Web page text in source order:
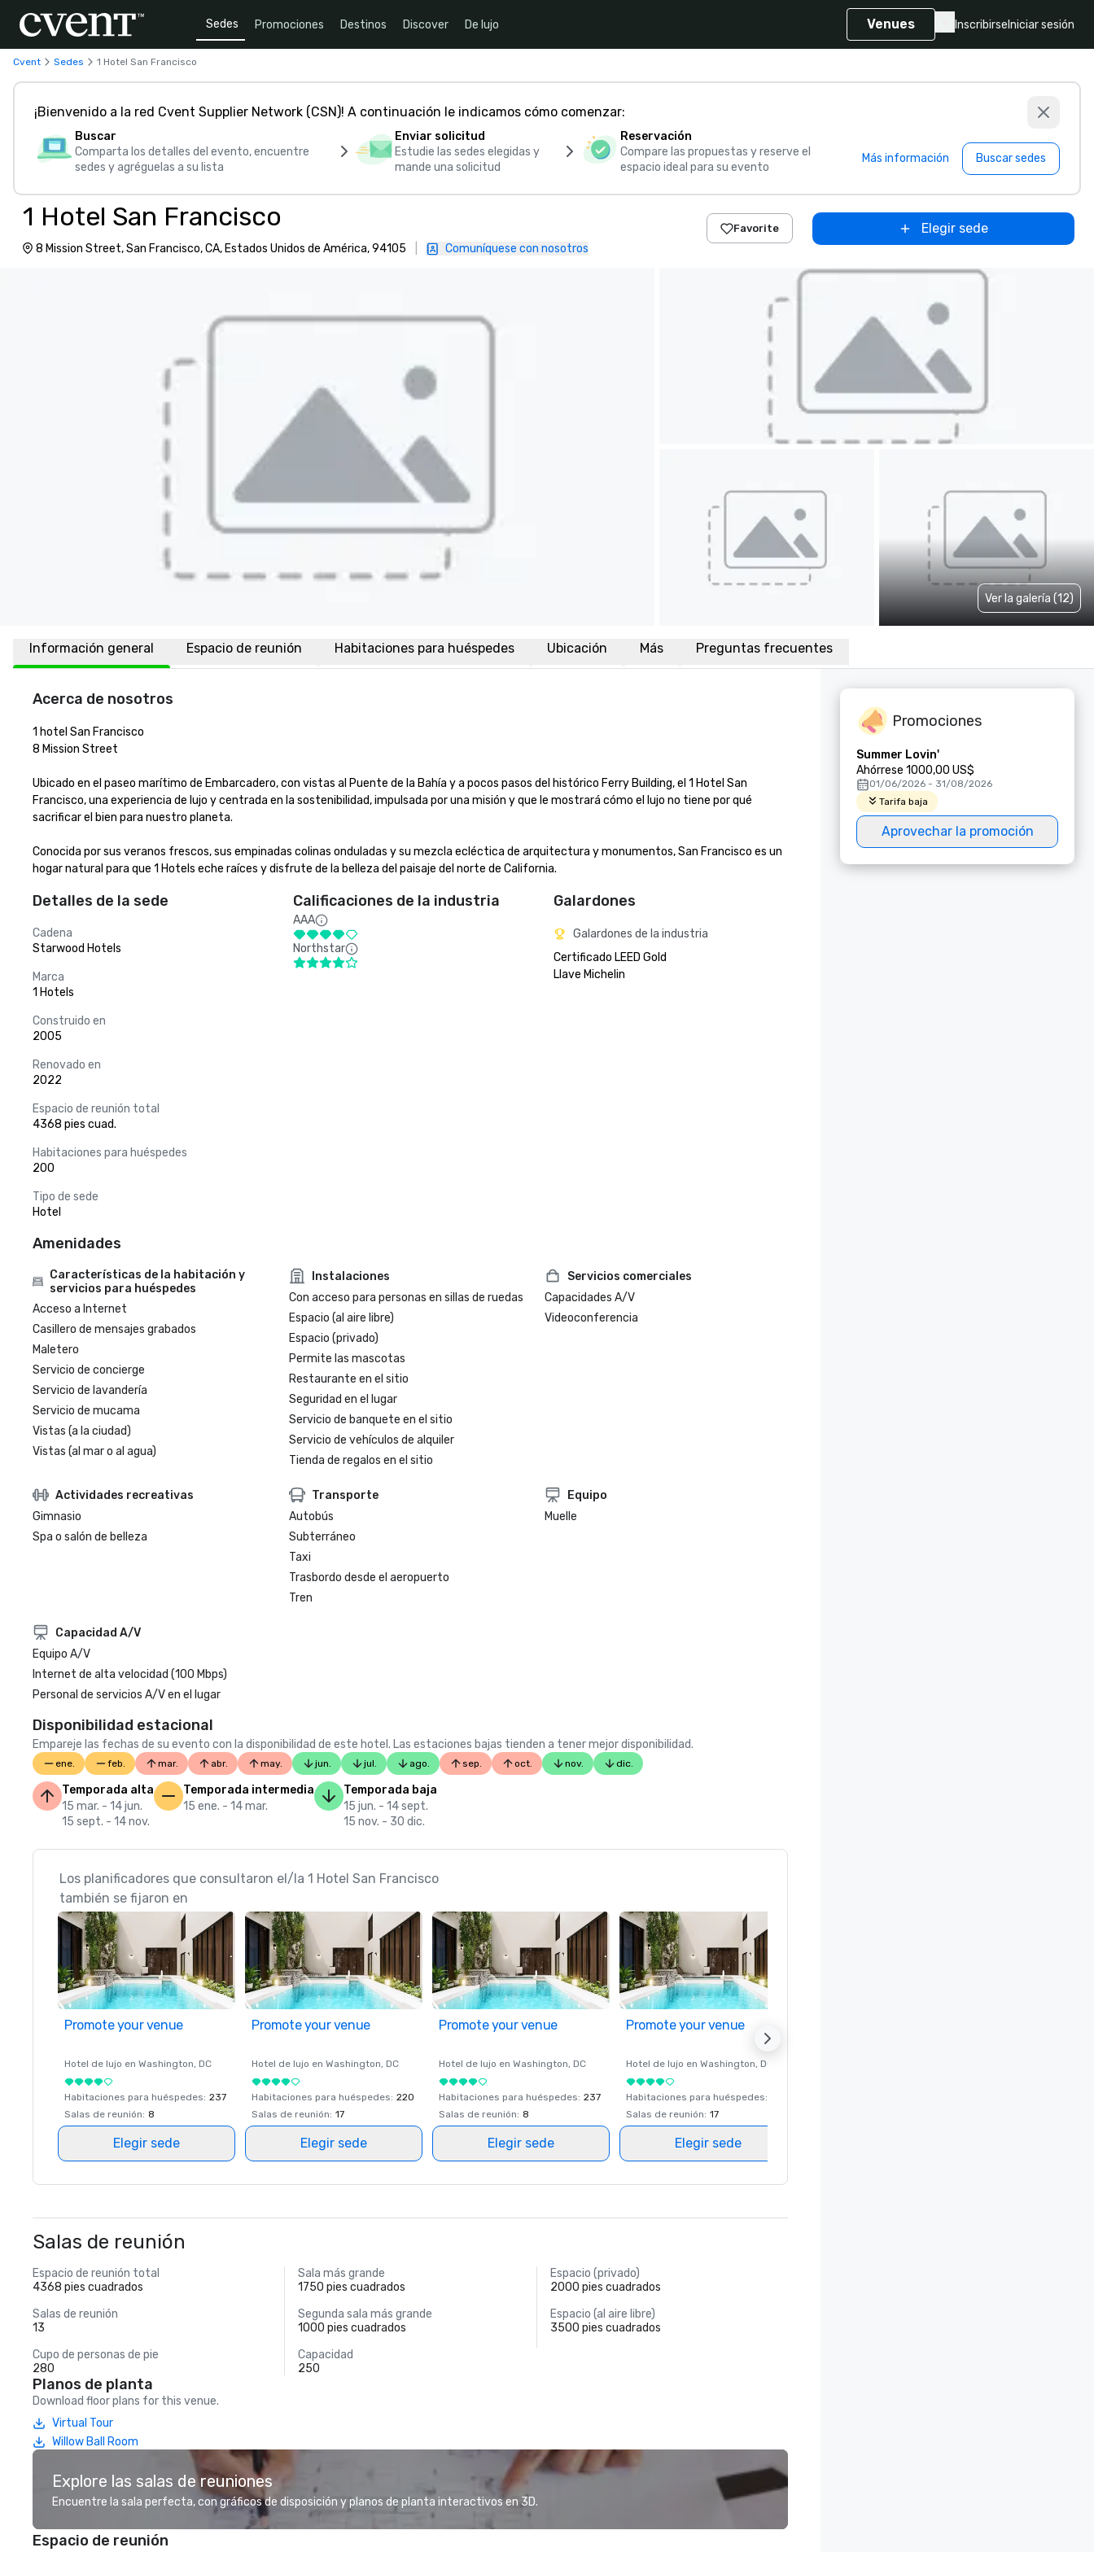
Sedes Promociones Destinos Discover De lujo Venues Inscribirse Iniciar sesión
Cvent Sedes 1 Hotel San Francisco
¡Bienvenido a la red Cvent Supplier Network (CSN)! A continuación le indicamos cómo comenzar:
Buscar
Comparta los detalles del evento, encuentre
sedes y agréguelas a su lista
Enviar solicitud
Estudie las sedes elegidas y
mande una solicitud
Reservación
Compare las propuestas y reserve el
espacio ideal para su evento
Más información Buscar sedes
1 Hotel San Francisco
8 Mission Street, San Francisco, CA, Estados Unidos de América, 94105 Comuníquese con nosotros
Favorite Elegir sede
Ver la galería (12)
Información general Espacio de reunión Habitaciones para huéspedes Ubicación Más Preguntas frecuentes
Acerca de nosotros
1 hotel San Francisco
8 Mission Street
Ubicado en el paseo marítimo de Embarcadero, con vistas al Puente de la Bahía y a pocos pasos del histórico Ferry Building, el 1 Hotel San
Francisco, una experiencia de lujo y centrada en la sostenibilidad, impulsada por una misión y que le mostrará cómo el lujo no tiene por qué
sacrificar el bien para nuestro planeta.
Conocida por sus veranos frescos, sus empinadas colinas onduladas y su mezcla ecléctica de arquitectura y monumentos, San Francisco es un
hogar natural para que 1 Hotels eche raíces y disfrute de la belleza del paisaje del norte de California.
Detalles de la sede
Cadena
Starwood Hotels
Marca
1 Hotels
Construido en
2005
Renovado en
2022
Espacio de reunión total
4368 pies cuad.
Habitaciones para huéspedes
200
Tipo de sede
Hotel
Calificaciones de la industria
AAA
Northstar
Galardones
Galardones de la industria
Certificado LEED Gold
Llave Michelin
Amenidades
Características de la habitación y
servicios para huéspedes
Acceso a Internet
Casillero de mensajes grabados
Maletero
Servicio de concierge
Servicio de lavandería
Servicio de mucama
Vistas (a la ciudad)
Vistas (al mar o al agua)
Instalaciones
Con acceso para personas en sillas de ruedas
Espacio (al aire libre)
Espacio (privado)
Permite las mascotas
Restaurante en el sitio
Seguridad en el lugar
Servicio de banquete en el sitio
Servicio de vehículos de alquiler
Tienda de regalos en el sitio
Servicios comerciales
Capacidades A/V
Videoconferencia
Actividades recreativas
Gimnasio
Spa o salón de belleza
Transporte
Autobús
Subterráneo
Taxi
Trasbordo desde el aeropuerto
Tren
Equipo
Muelle
Capacidad A/V
Equipo A/V
Internet de alta velocidad (100 Mbps)
Personal de servicios A/V en el lugar
Disponibilidad estacional
Empareje las fechas de su evento con la disponibilidad de este hotel. Las estaciones bajas tienden a tener mejor disponibilidad.
ene. feb. mar. abr. may. jun. jul. ago. sep. oct. nov. dic.
Temporada alta
15 mar. - 14 jun.
15 sept. - 14 nov.
Temporada intermedia
15 ene. - 14 mar.
Temporada baja
15 jun. - 14 sept.
15 nov. - 30 dic.
Los planificadores que consultaron el/la 1 Hotel San Francisco
también se fijaron en
Promote your venue
Hotel de lujo en Washington, DC
Habitaciones para huéspedes: 237
Salas de reunión: 8
Elegir sede
Promote your venue
Hotel de lujo en Washington, DC
Habitaciones para huéspedes: 220
Salas de reunión: 17
Elegir sede
Promote your venue
Hotel de lujo en Washington, DC
Habitaciones para huéspedes: 237
Salas de reunión: 8
Elegir sede
Promote your venue
Hotel de lujo en Washington, DC
Habitaciones para huéspedes:
Salas de reunión: 17
Elegir sede
Salas de reunión
Espacio de reunión total
4368 pies cuadrados
Sala más grande
1750 pies cuadrados
Espacio (privado)
2000 pies cuadrados
Salas de reunión
13
Segunda sala más grande
1000 pies cuadrados
Espacio (al aire libre)
3500 pies cuadrados
Cupo de personas de pie
280
Capacidad
250
Planos de planta
Download floor plans for this venue.
Virtual Tour
Willow Ball Room
Explore las salas de reuniones
Encuentre la sala perfecta, con gráficos de disposición y planos de planta interactivos en 3D.
Espacio de reunión
Promociones
Summer Lovin'
Ahórrese 1000,00 US$
01/06/2026 - 31/08/2026
Tarifa baja
Aprovechar la promoción